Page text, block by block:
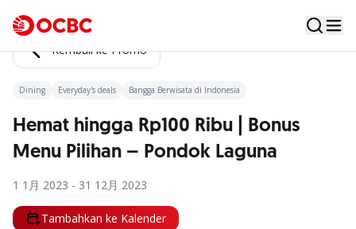
Kembali ke Promo
Dining Everyday's deals Bangga Berwisata di Indonesia
Hemat hingga Rp100 Ribu | Bonus
Menu Pilihan – Pondok Laguna
1 1月 2023 - 31 12月 2023
Tambahkan ke Kalender